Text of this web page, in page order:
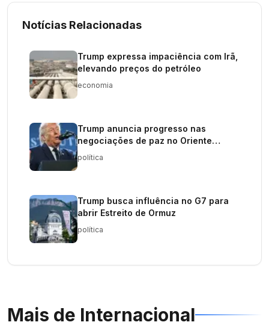
Notícias Relacionadas
Trump expressa impaciência com Irã,
elevando preços do petróleo
economia
Trump anuncia progresso nas
negociações de paz no Oriente
Médio
política
Trump busca influência no G7 para
abrir Estreito de Ormuz
política
Mais de Internacional